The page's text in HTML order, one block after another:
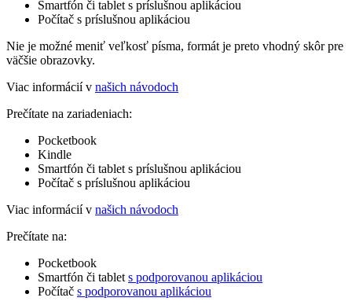
Smartfón či tablet s príslušnou aplikáciou
Počítač s príslušnou aplikáciou
Nie je možné meniť veľkosť písma, formát je preto vhodný skôr pre
väčšie obrazovky.
Viac informácií v našich návodoch
Prečítate na zariadeniach:
Pocketbook
Kindle
Smartfón či tablet s príslušnou aplikáciou
Počítač s príslušnou aplikáciou
Viac informácií v našich návodoch
Prečítate na:
Pocketbook
Smartfón či tablet s podporovanou aplikáciou
Počítač s podporovanou aplikáciou